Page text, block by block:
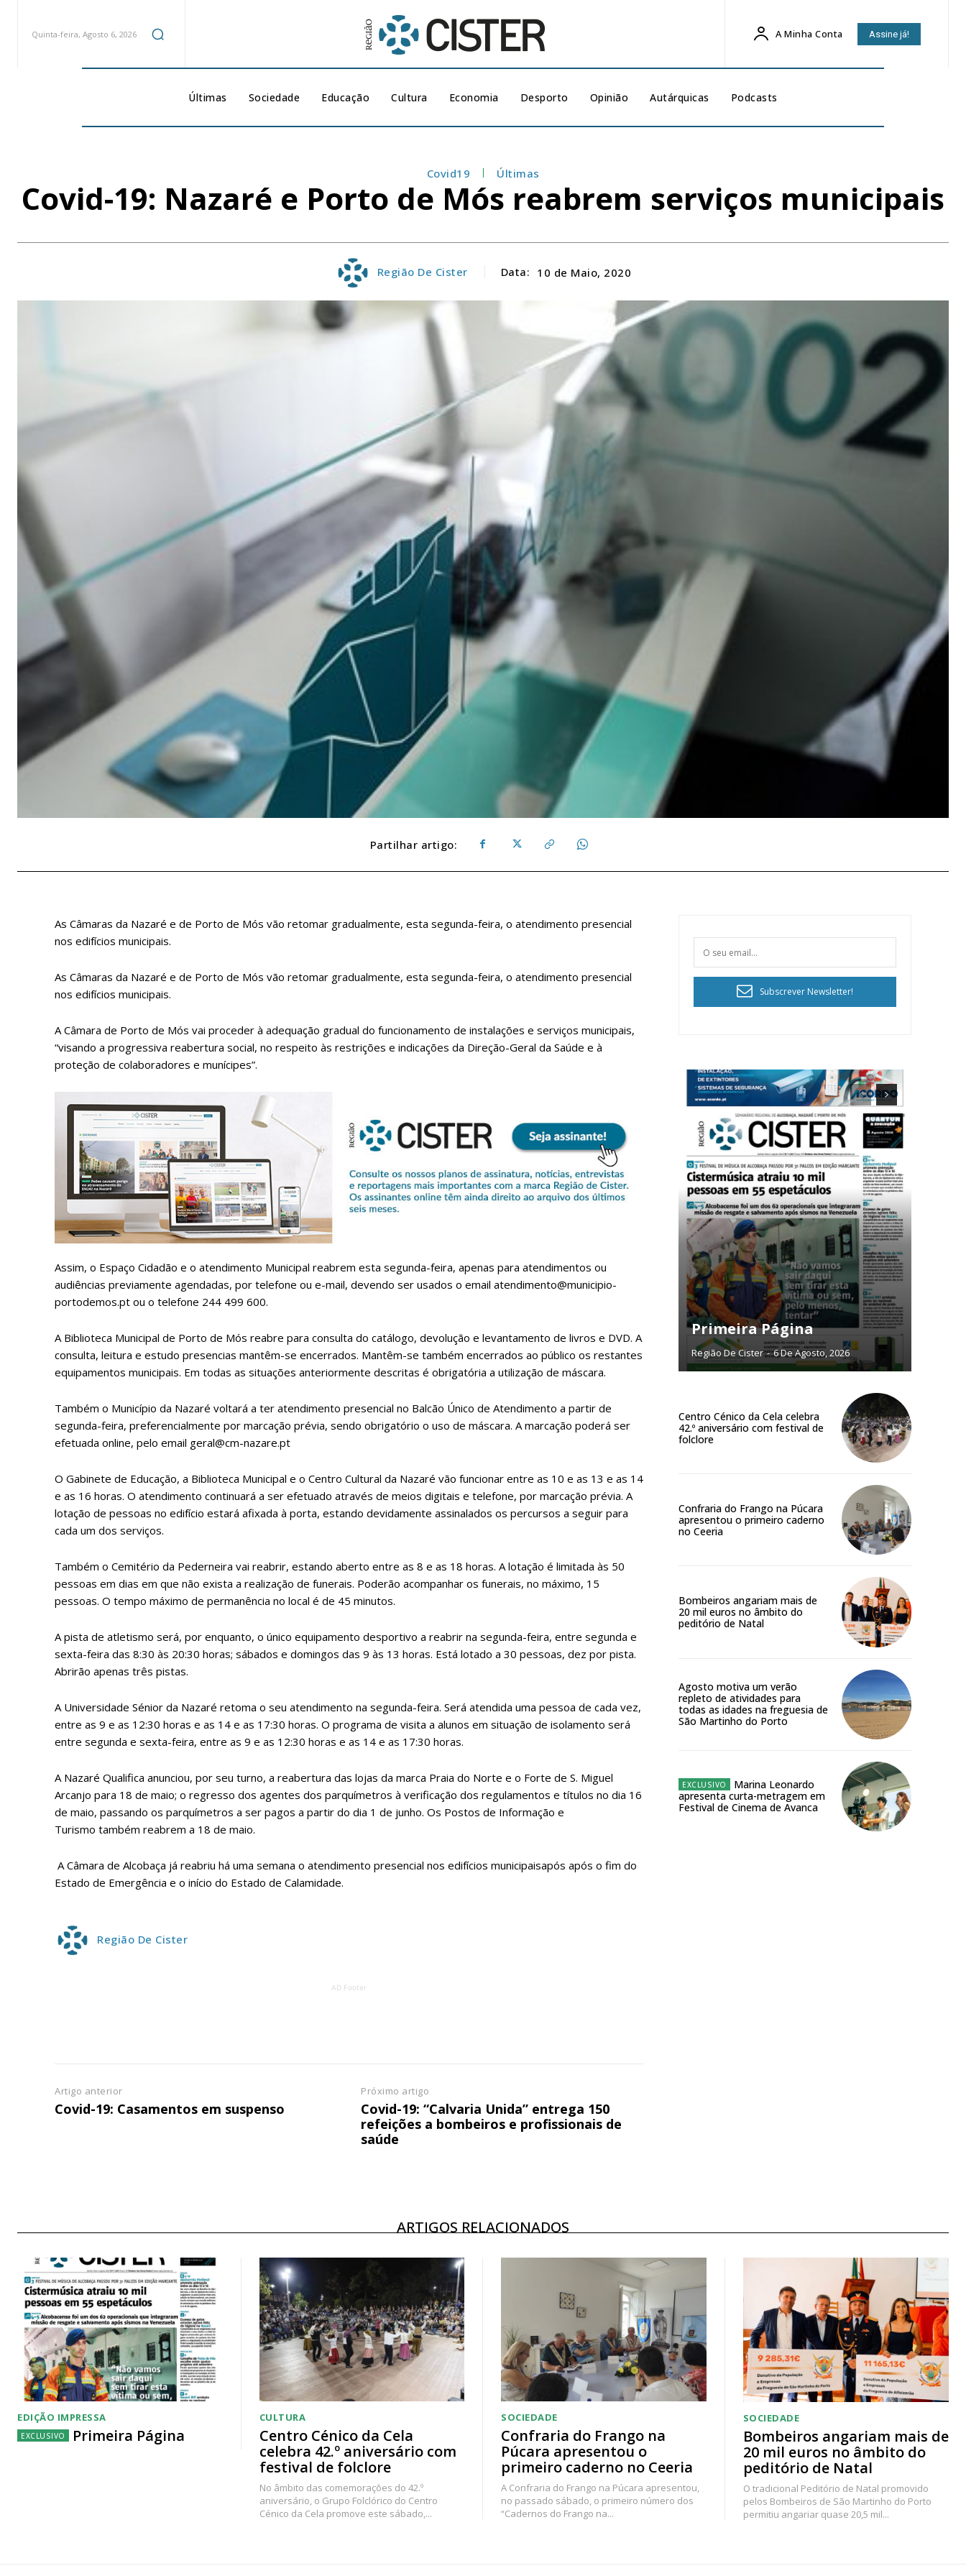
Planos de Assinatura
Faça-se assinante do Região de Cister e ajude-nos a manter este serviço público!
Sendo assinante terá acesso a todos os conteúdos exclusivos e versões digitais.
ASSINATURA
IMPRESSA
32€
Edição em papel entregue à Quinta-feira
em sua casa
Acesso aos conteúdos Exclusivos para
assinantes
Escolha o plano
DIGITAL ANUAL
16
12 meses
Acesso aos conteúdos Exclusivos para
Ofertas para assinatura anual
Quinta-feira, Agosto 6, 2026 A Minha Conta Assine já!
Últimas Sociedade Educação Cultura Economia Desporto Opinião Autárquicas Podcasts
Covid19 Últimas
Covid-19: Nazaré e Porto de Mós reabrem serviços municipais
Região De Cister Data: 10 de Maio, 2020
Partilhar artigo:
As Câmaras da Nazaré e de Porto de Mós vão retomar gradualmente, esta segunda-feira, o atendimento presencial
nos edifícios municipais.
As Câmaras da Nazaré e de Porto de Mós vão retomar gradualmente, esta segunda-feira, o atendimento presencial
nos edifícios municipais.
A Câmara de Porto de Mós vai proceder à adequação gradual do funcionamento de instalações e serviços municipais,
“visando a progressiva reabertura social, no respeito às restrições e indicações da Direção-Geral da Saúde e à
proteção de colaboradores e munícipes”.
Assim, o Espaço Cidadão e o atendimento Municipal reabrem esta segunda-feira, apenas para atendimentos ou
audiências previamente agendadas, por telefone ou e-mail, devendo ser usados o email atendimento@municipio-
portodemos.pt ou o telefone 244 499 600.
A Biblioteca Municipal de Porto de Mós reabre para consulta do catálogo, devolução e levantamento de livros e DVD. A
consulta, leitura e estudo presencias mantêm-se encerrados. Mantêm-se também encerrados ao público os restantes
equipamentos municipais. Em todas as situações anteriormente descritas é obrigatória a utilização de máscara.
Também o Município da Nazaré voltará a ter atendimento presencial no Balcão Único de Atendimento a partir de
segunda-feira, preferencialmente por marcação prévia, sendo obrigatório o uso de máscara. A marcação poderá ser
efetuada online, pelo email geral@cm-nazare.pt
O Gabinete de Educação, a Biblioteca Municipal e o Centro Cultural da Nazaré vão funcionar entre as 10 e as 13 e as 14
e as 16 horas. O atendimento continuará a ser efetuado através de meios digitais e telefone, por marcação prévia. A
lotação de pessoas no edifício estará afixada à porta, estando devidamente assinalados os percursos a seguir para
cada um dos serviços.
Também o Cemitério da Pederneira vai reabrir, estando aberto entre as 8 e as 18 horas. A lotação é limitada às 50
pessoas em dias em que não exista a realização de funerais. Poderão acompanhar os funerais, no máximo, 15
pessoas. O tempo máximo de permanência no local é de 45 minutos.
A pista de atletismo será, por enquanto, o único equipamento desportivo a reabrir na segunda-feira, entre segunda e
sexta-feira das 8:30 às 20:30 horas; sábados e domingos das 9 às 13 horas. Está lotado a 30 pessoas, dez por pista.
Abrirão apenas três pistas.
A Universidade Sénior da Nazaré retoma o seu atendimento na segunda-feira. Será atendida uma pessoa de cada vez,
entre as 9 e as 12:30 horas e as 14 e as 17:30 horas. O programa de visita a alunos em situação de isolamento será
entre segunda e sexta-feira, entre as 9 e as 12:30 horas e as 14 e as 17:30 horas.
A Nazaré Qualifica anunciou, por seu turno, a reabertura das lojas da marca Praia do Norte e o Forte de S. Miguel
Arcanjo para 18 de maio; o regresso dos agentes dos parquímetros à verificação dos regulamentos e títulos no dia 16
de maio, passando os parquímetros a ser pagos a partir do dia 1 de junho. Os Postos de Informação e
Turismo também reabrem a 18 de maio.
A Câmara de Alcobaça já reabriu há uma semana o atendimento presencial nos edifícios municipaisapós após o fim do
Estado de Emergência e o início do Estado de Calamidade.
Região De Cister
AD Footer
Artigo anterior
Covid-19: Casamentos em suspenso
Próximo artigo
Covid-19: “Calvaria Unida” entrega 150
refeições a bombeiros e profissionais de
saúde
Subscrever Newsletter!
Primeira Página
Região De Cister - 6 De Agosto, 2026
Centro Cénico da Cela celebra
42.º aniversário com festival de
folclore
Confraria do Frango na Púcara
apresentou o primeiro caderno
no Ceeria
Bombeiros angariam mais de
20 mil euros no âmbito do
peditório de Natal
Agosto motiva um verão
repleto de atividades para
todas as idades na freguesia de
São Martinho do Porto
Marina Leonardo
apresenta curta-metragem em
Festival de Cinema de Avanca
ARTIGOS RELACIONADOS
EDIÇÃO IMPRESSA
Primeira Página
CULTURA
Centro Cénico da Cela
celebra 42.º aniversário com
festival de folclore
No âmbito das comemorações do 42.º
aniversário, o Grupo Folclórico do Centro
Cénico da Cela promove este sábado,...
SOCIEDADE
Confraria do Frango na
Púcara apresentou o
primeiro caderno no Ceeria
A Confraria do Frango na Púcara apresentou,
no passado sábado, o primeiro número dos
“Cadernos do Frango na...
SOCIEDADE
Bombeiros angariam mais de
20 mil euros no âmbito do
peditório de Natal
O tradicional Peditório de Natal promovido
pelos Bombeiros de São Martinho do Porto
permitiu angariar quase 20,5 mil...